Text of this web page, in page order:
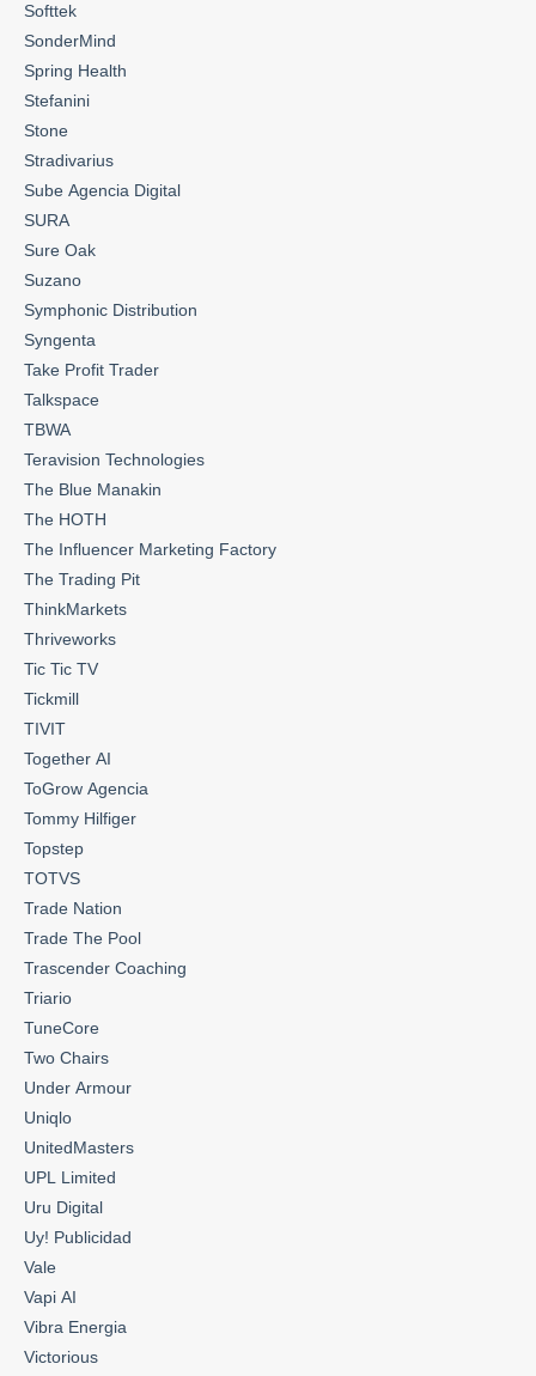
Softtek
SonderMind
Spring Health
Stefanini
Stone
Stradivarius
Sube Agencia Digital
SURA
Sure Oak
Suzano
Symphonic Distribution
Syngenta
Take Profit Trader
Talkspace
TBWA
Teravision Technologies
The Blue Manakin
The HOTH
The Influencer Marketing Factory
The Trading Pit
ThinkMarkets
Thriveworks
Tic Tic TV
Tickmill
TIVIT
Together AI
ToGrow Agencia
Tommy Hilfiger
Topstep
TOTVS
Trade Nation
Trade The Pool
Trascender Coaching
Triario
TuneCore
Two Chairs
Under Armour
Uniqlo
UnitedMasters
UPL Limited
Uru Digital
Uy! Publicidad
Vale
Vapi AI
Vibra Energia
Victorious